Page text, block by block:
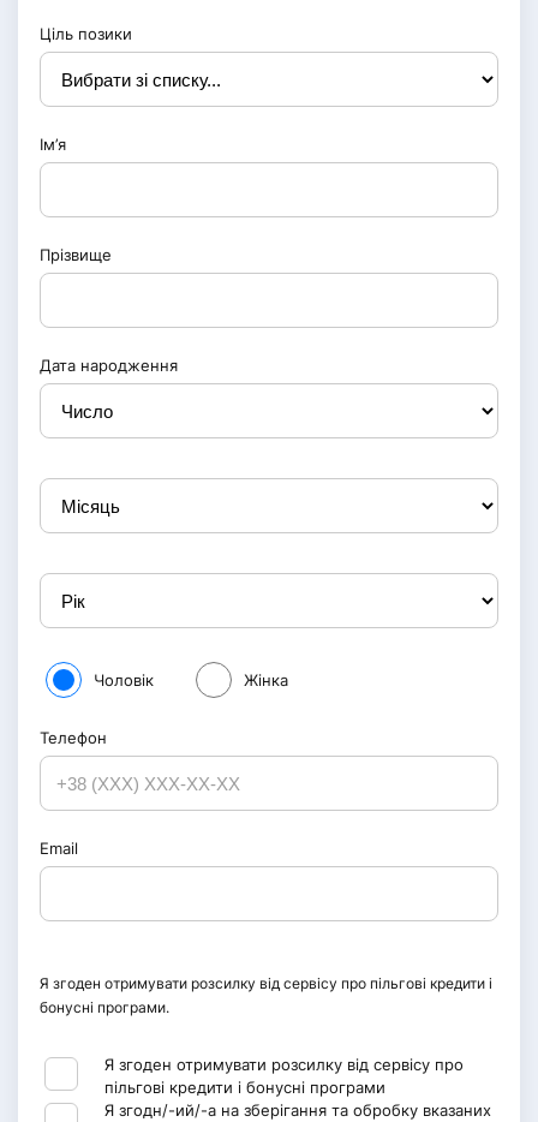
Ціль позики
Ім’я
Прізвище
Дата народження
Чоловік Жінка
Телефон
Email
Я згоден отримувати розсилку від сервісу про пільгові кредити і
бонусні програми.
Я згоден отримувати розсилку від сервісу про
пільгові кредити і бонусні програми
Я згодн/-ий/-а на зберігання та обробку вказаних